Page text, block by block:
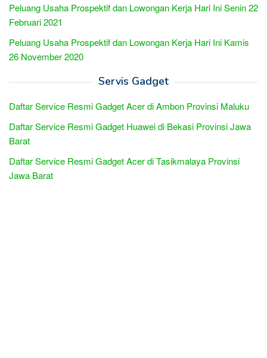
Peluang Usaha Prospektif dan Lowongan Kerja Hari Ini Senin 22
Februari 2021
Peluang Usaha Prospektif dan Lowongan Kerja Hari Ini Kamis
26 November 2020
Servis Gadget
Daftar Service Resmi Gadget Acer di Ambon Provinsi Maluku
Daftar Service Resmi Gadget Huawei di Bekasi Provinsi Jawa
Barat
Daftar Service Resmi Gadget Acer di Tasikmalaya Provinsi
Jawa Barat